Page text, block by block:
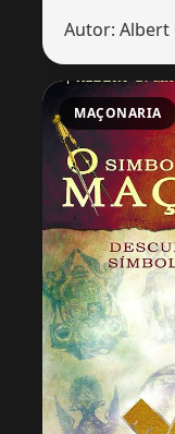
Autor: Albert
MAÇONARIA